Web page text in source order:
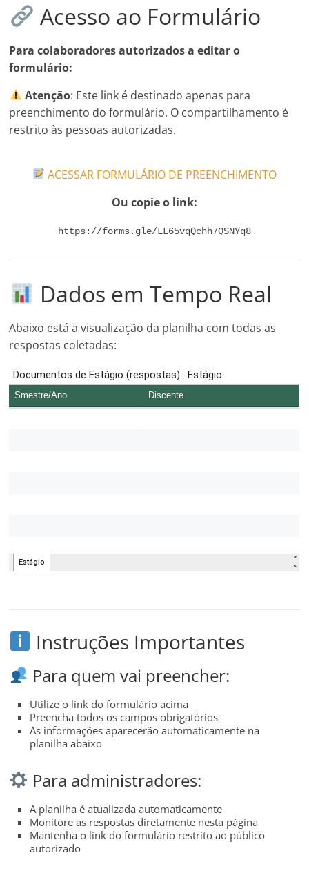
Acesso ao Formulário
Para colaboradores autorizados a editar o
formulário:
Atenção: Este link é destinado apenas para
preenchimento do formulário. O compartilhamento é
restrito às pessoas autorizadas.
ACESSAR FORMULÁRIO DE PREENCHIMENTO
Ou copie o link:
https://forms.gle/LL65vqQchh7QSNYq8
Dados em Tempo Real
Abaixo está a visualização da planilha com todas as
respostas coletadas:
Instruções Importantes
Para quem vai preencher:
Utilize o link do formulário acima
Preencha todos os campos obrigatórios
As informações aparecerão automaticamente na
planilha abaixo
Para administradores:
A planilha é atualizada automaticamente
Monitore as respostas diretamente nesta página
Mantenha o link do formulário restrito ao público
autorizado